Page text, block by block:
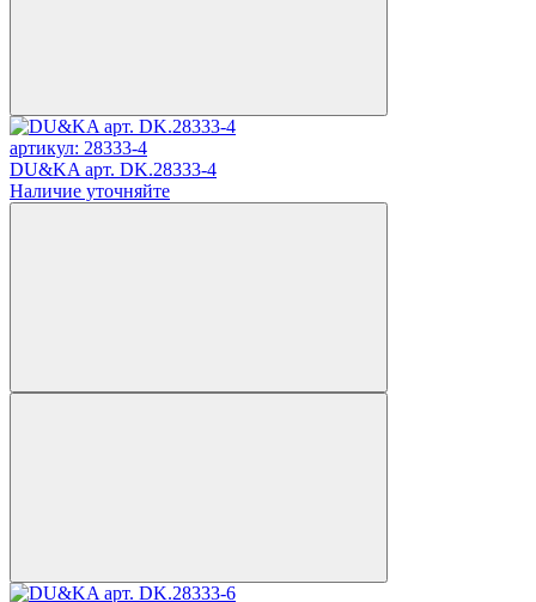
артикул: 28333-4
DU&KA арт. DK.28333-4
Наличие уточняйте